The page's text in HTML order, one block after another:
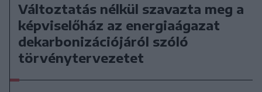
Változtatás nélkül szavazta meg a
képviselőház az energiaágazat
dekarbonizációjáról szóló
törvénytervezetet